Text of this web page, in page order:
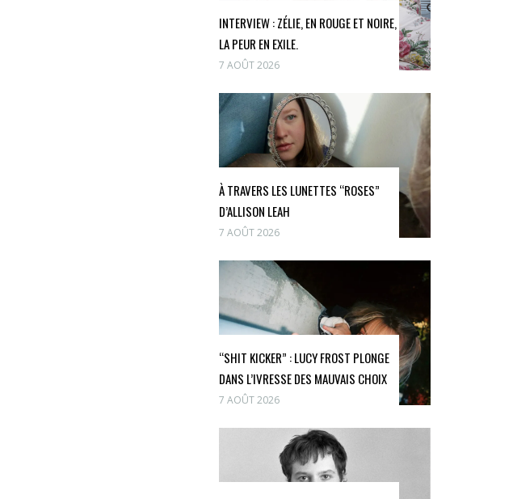
INTERVIEW : ZÉLIE, EN ROUGE ET NOIRE,
LA PEUR EN EXILE.
7 AOÛT 2026
À TRAVERS LES LUNETTES “ROSES”
D’ALLISON LEAH
7 AOÛT 2026
“SHIT KICKER” : LUCY FROST PLONGE
DANS L’IVRESSE DES MAUVAIS CHOIX
7 AOÛT 2026